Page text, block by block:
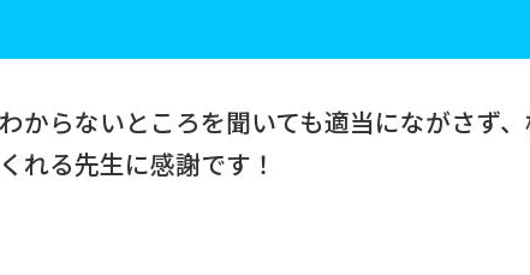
わからないところを聞いても適当にながさず
くれる先生に感謝です！